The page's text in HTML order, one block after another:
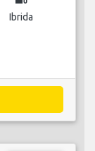
Ibrida